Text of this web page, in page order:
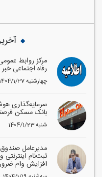
مرکز روابط
رفاه اجتماعی
1404/1/27 چهارشنبه
سرمایه‌گذاری
بانک مسکن
1404/1/23 شنبه
مدیرعامل
ثبت‌نام
افزایش وام ضروری به ۵۰